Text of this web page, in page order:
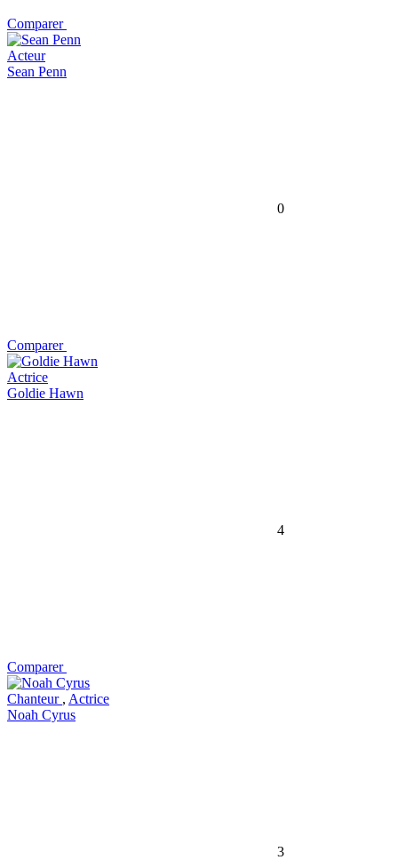
Comparer
Acteur
Sean Penn
0
Comparer
Actrice
Goldie Hawn
4
Comparer
Chanteur , Actrice
Noah Cyrus
3